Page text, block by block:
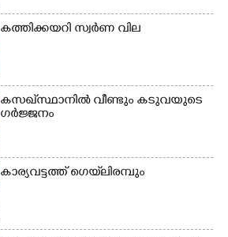
കത്തിക്കയറി സ്വർണ വില
കസഖ്‌സ്ഥാനിൽ വീണ്ടും കടുവയുടെ
ഗർജ്ജനം
കാര്യവട്ടത്ത് ഗെയ്‌ലിരമ്പും